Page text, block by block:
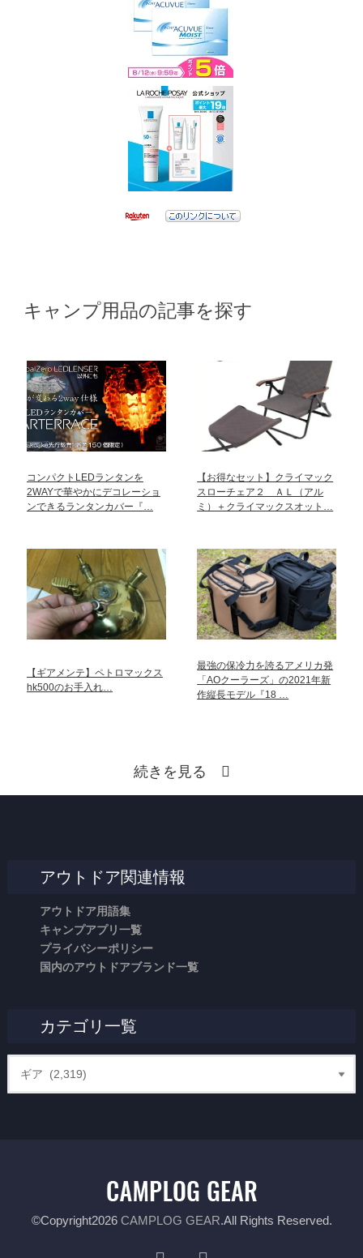
キャンプ用品の記事を探す
コンパクトLEDランタンを
2WAYで華やかにデコレーショ
ンできるランタンカバー『…
【お得なセット】クライマック
スローチェア２ ＡＬ（アル
ミ）＋クライマックスオット…
【ギアメンテ】ペトロマックス
hk500のお手入れ…
最強の保冷力を誇るアメリカ発
「AOクーラーズ」の2021年新
作縦長モデル『18 …
続きを見る
アウトドア関連情報
アウトドア用語集
キャンプアプリ一覧
プライバシーポリシー
国内のアウトドアブランド一覧
カテゴリ一覧
©Copyright2026 CAMPLOG GEAR.All Rights Reserved.